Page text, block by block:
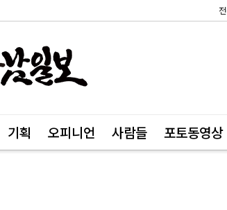
기획 오피니언 사람들 포토동영상